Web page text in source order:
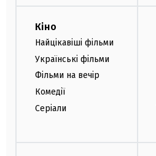
Кіно
Найцікавіші фільми
Українські фільми
Фільми на вечір
Комедії
Серіали